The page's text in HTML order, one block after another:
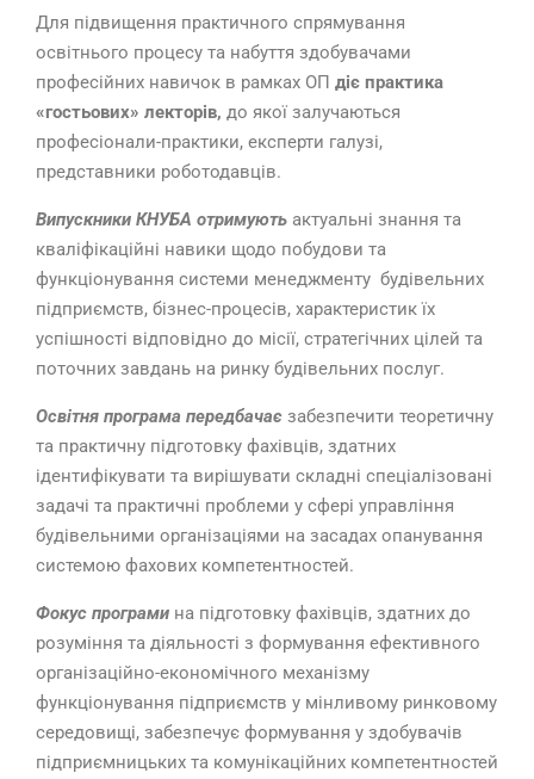
Для підвищення практичного спрямування
освітнього процесу та набуття здобувачами
професійних навичок в рамках ОП діє практика
«гостьових» лекторів, до якої залучаються
професіонали-практики, експерти галузі,
представники роботодавців.
Випускники КНУБА отримують актуальні знання та
кваліфікаційні навики щодо побудови та
функціонування системи менеджменту будівельних
підприємств, бізнес-процесів, характеристик їх
успішності відповідно до місії, стратегічних цілей та
поточних завдань на ринку будівельних послуг.
Освітня програма передбачає забезпечити теоретичну
та практичну підготовку фахівців, здатних
ідентифікувати та вирішувати складні спеціалізовані
задачі та практичні проблеми у сфері управління
будівельними організаціями на засадах опанування
системою фахових компетентностей.
Фокус програми на підготовку фахівців, здатних до
розуміння та діяльності з формування ефективного
організаційно-економічного механізму
функціонування підприємств у мінливому ринковому
середовищі, забезпечує формування у здобувачів
підприємницьких та комунікаційних компетентностей